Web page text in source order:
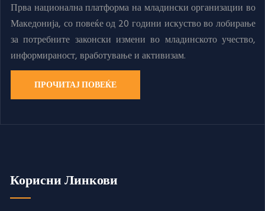
Прва национална платформа на младински организации во
Македонија, со повеќе од 20 години искуство во лобирање
за потребните законски измени во младинското учество,
информираност, вработување и активизам.
ПРОЧИТАЈ ПОВЕЌЕ
Корисни Линкови